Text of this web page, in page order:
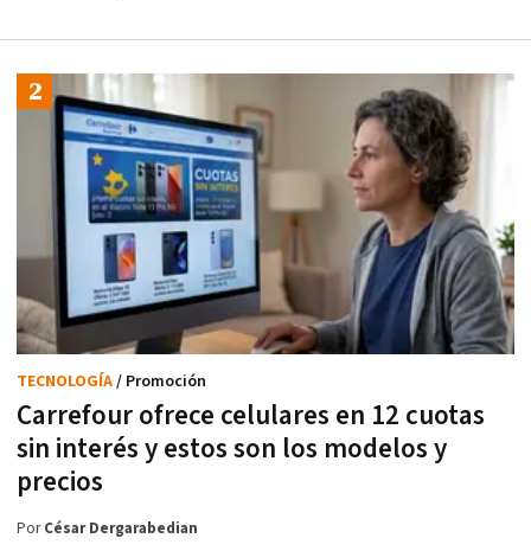
Carrefour ofrece celulares en 12 cuotas
sin interés y estos son los modelos y
precios
TECNOLOGÍA/ Promoción
PorCésar Dergarabedian